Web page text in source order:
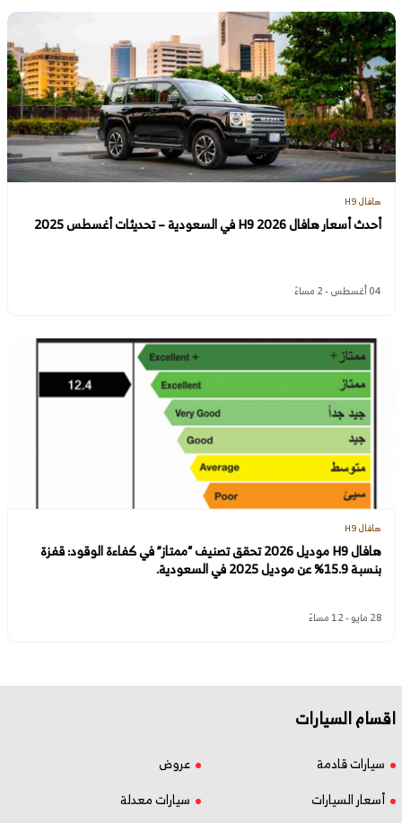
هافال H9
أحدث أسعار هافال H9 2026 في السعودية – تحديثات أغسطس 2025
04 أغسطس - 2 مساءً
هافال H9
هافال H9 موديل 2026 تحقق تصنيف “ممتاز” في كفاءة الوقود: قفزة
بنسبة 15.9% عن موديل 2025 في السعودية.
28 مايو - 12 مساءً
اقسام السيارات
سيارات قادمة
عروض
أسعار السيارات
سيارات معدلة